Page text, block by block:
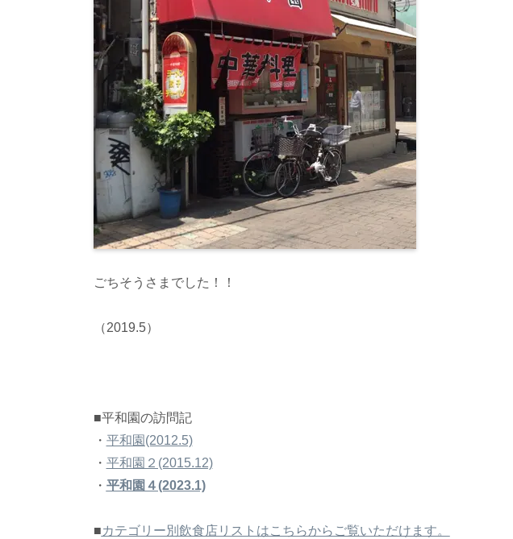
ごちそうさまでした！！
（2019.5）
■平和園の訪問記
・ 平和園(2012.5)
・ 平和園２(2015.12)
・ 平和園４(2023.1)
■カテゴリー別飲食店リストはこちらからご覧いただけます。